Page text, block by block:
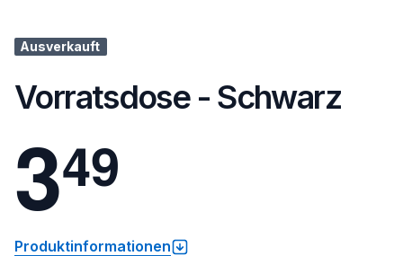
Ausverkauft
Vorratsdose - Schwarz
349
Produktinformationen